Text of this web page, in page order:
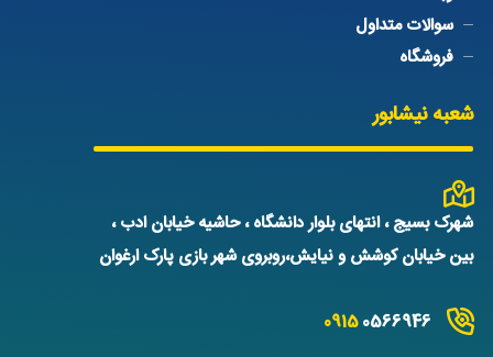
سوالات متداول
فروشگاه
شعبه نیشابور
شهرک بسیج ، انتهای بلوار دانشگاه ، حاشیه خیابان ادب ،
بین خیابان کوشش و نیایش،روبروی شهر بازی پارک ارغوان
09150566946